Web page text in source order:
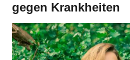
gegen Krankheiten